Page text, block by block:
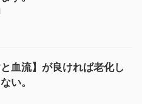
と血流】が良ければ老化し
い。